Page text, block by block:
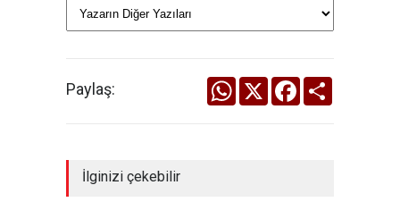
Paylaş: WhatsApp
X Facebook
İlginizi çekebilir